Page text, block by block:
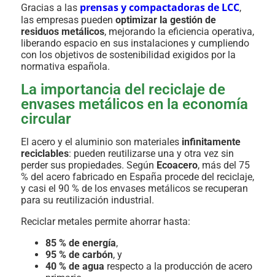
Gracias a las prensas y compactadoras de LCC,
las empresas pueden optimizar la gestión de
residuos metálicos, mejorando la eficiencia operativa,
liberando espacio en sus instalaciones y cumpliendo
con los objetivos de sostenibilidad exigidos por la
normativa española.
La importancia del reciclaje de
envases metálicos en la economía
circular
El acero y el aluminio son materiales infinitamente
reciclables: pueden reutilizarse una y otra vez sin
perder sus propiedades. Según Ecoacero, más del 75
% del acero fabricado en España procede del reciclaje,
y casi el 90 % de los envases metálicos se recuperan
para su reutilización industrial.
Reciclar metales permite ahorrar hasta:
85 % de energía,
95 % de carbón, y
40 % de agua respecto a la producción de acero